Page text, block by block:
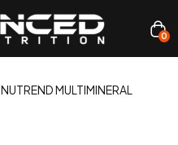
0
NUTREND MULTIMINERAL